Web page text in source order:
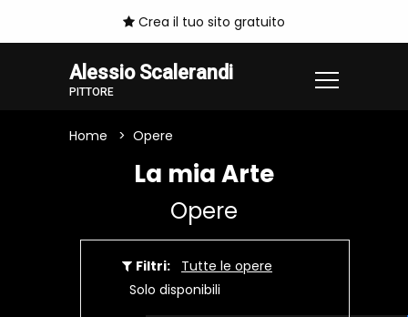
Crea il tuo sito gratuito
Alessio Scalerandi
PITTORE
Home Opere
La mia Arte
Opere
Filtri:
Tutte le opere
Solo disponibili